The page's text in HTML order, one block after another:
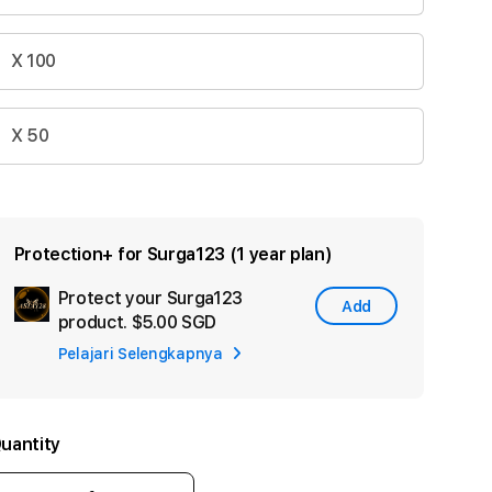
X 100
X 50
Protection+ for Surga123 (1 year plan)
Protect your Surga123
product. $5.00 SGD
Pelajari Selengkapnya
Add
Apple
Add